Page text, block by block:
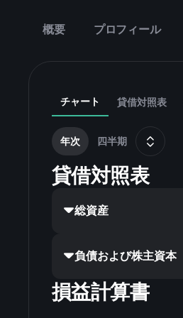
概要 プロフィール
チャート 貸借対照表
年次 四半期
貸借対照表
総資産
負債および株主資本
損益計算書